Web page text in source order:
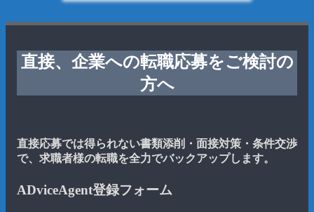
直接、企業への転職応募をご検討の
方へ
直接応募では得られない書類添削・面接対策・条件交渉
で、求職者様の転職を全力でバックアップします。
ADviceAgent登録フォーム